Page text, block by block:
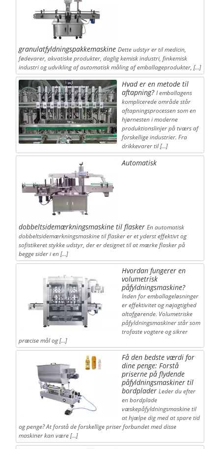
granulatfyldningspakkemaskine Dette udstyr er til medicin,
fødevarer, akvatiske produkter, daglig kemisk industri, finkemisk
industri og udvikling af automatisk måling af emballageprodukter, […]
Hvad er en metode til
aftapning? I emballagens
komplicerede område står
aftapningsprocessen som en
hjørnesten i moderne
produktionslinjer på tværs af
forskellige industrier. Fra
drikkevarer til […]
Automatisk
dobbeltsidemærkningsmaskine til flasker En automatisk
dobbeltsidemærkningsmaskine til flasker er et yderst effektivt og
sofistikeret stykke udstyr, der er designet til at mærke flasker på
begge sider i en […]
Hvordan fungerer en
volumetrisk
påfyldningsmaskine?
Inden for emballageløsninger
er effektivitet og nøjagtighed
altafgørende. Volumetriske
påfyldningsmaskiner står som
trofaste vogtere og sikrer
præcise mål og […]
Få den bedste værdi for
dine penge: Forstå
priserne på flydende
påfyldningsmaskiner til
bordplader Leder du efter
en bordplade
væskepåfyldningsmaskine til
at hjælpe dig med at spare tid
og penge? At forstå de forskellige priser forbundet med disse
maskiner kan være […]